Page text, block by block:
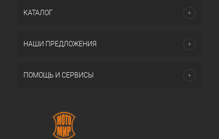
КАТАЛОГ
НАШИ ПРЕДЛОЖЕНИЯ
ПОМОЩЬ И СЕРВИСЫ